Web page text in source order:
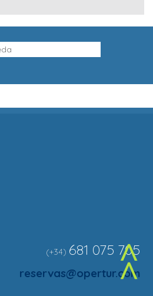
^
(+34) 681 075 705
reservas@opertur.com